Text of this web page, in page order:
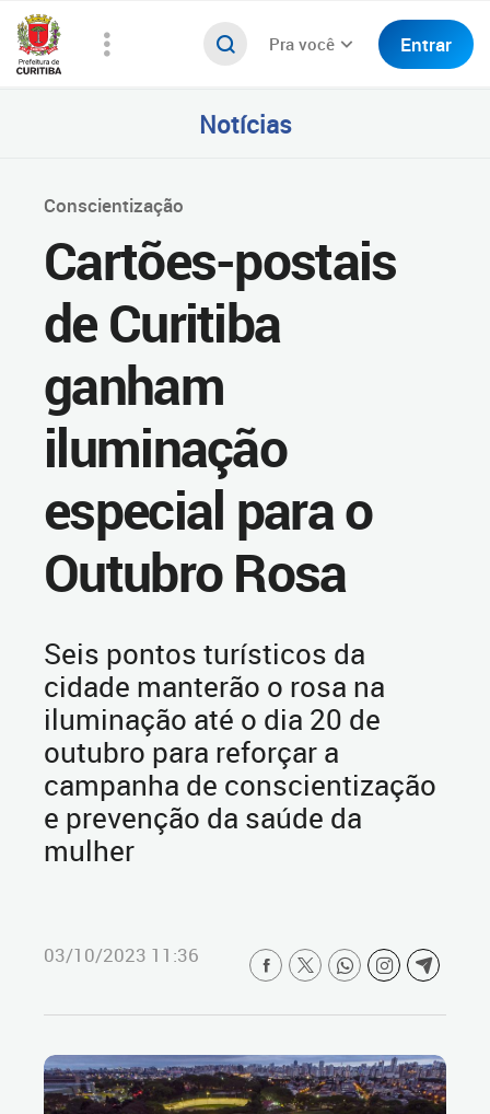
Pra você Entrar
Notícias
Conscientização
Cartões-postais
de Curitiba
ganham
iluminação
especial para o
Outubro Rosa
Seis pontos turísticos da
cidade manterão o rosa na
iluminação até o dia 20 de
outubro para reforçar a
campanha de conscientização
e prevenção da saúde da
mulher
03/10/2023 11:36